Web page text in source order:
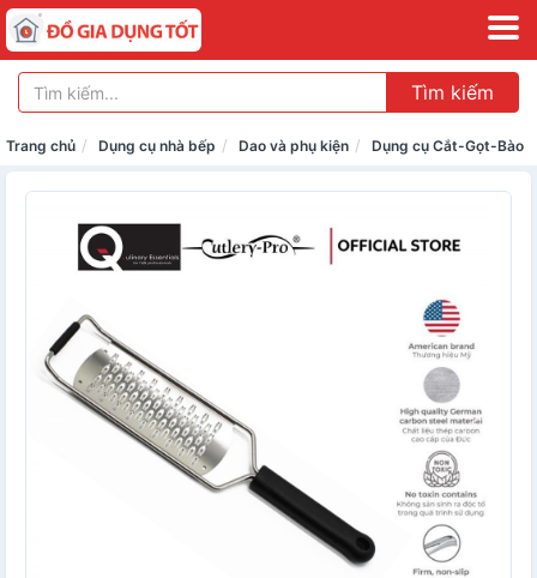
Tìm kiếm
Trang chủ Dụng cụ nhà bếp Dao và phụ kiện Dụng cụ Cắt-Gọt-Bào